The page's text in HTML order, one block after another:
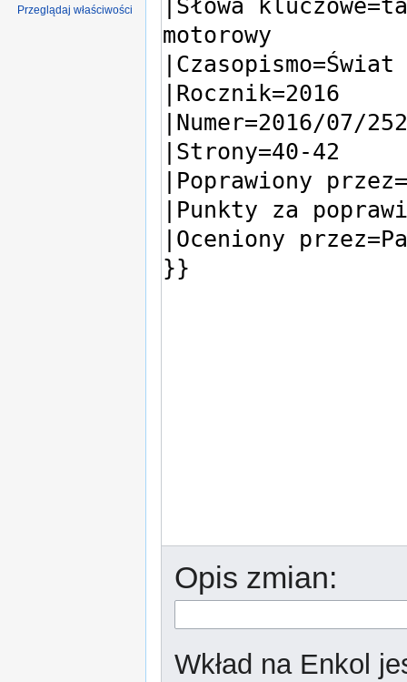
Opis zmian:
Wkład na Enkol
Przeglądaj właściwości